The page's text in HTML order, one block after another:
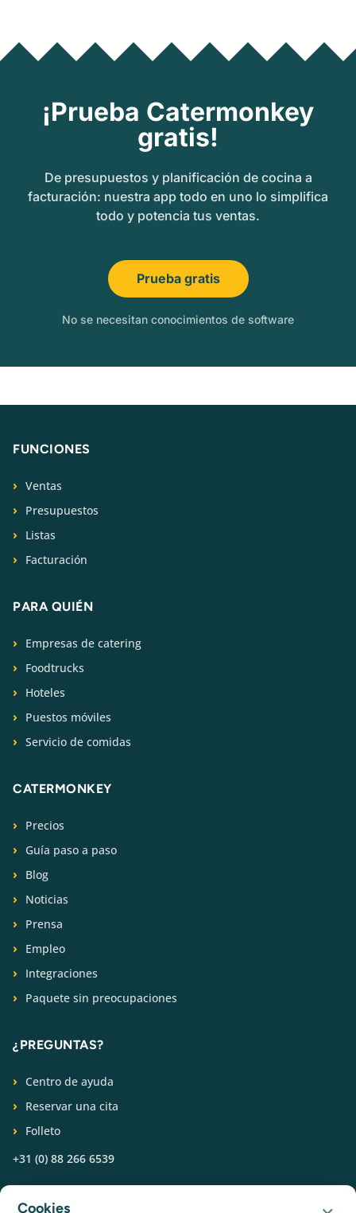
¡Prueba Catermonkey
gratis!
De presupuestos y planificación de cocina a
facturación: nuestra app todo en uno lo simplifica
todo y potencia tus ventas.
Prueba gratis
No se necesitan conocimientos de software
FUNCIONES
Ventas
Presupuestos
Listas
Facturación
PARA QUIÉN
Empresas de catering
Foodtrucks
Hoteles
Puestos móviles
Servicio de comidas
CATERMONKEY
Precios
Guía paso a paso
Blog
Noticias
Prensa
Empleo
Integraciones
Paquete sin preocupaciones
¿PREGUNTAS?
Centro de ayuda
Reservar una cita
Folleto
+31 (0) 88 266 6539
Cookies